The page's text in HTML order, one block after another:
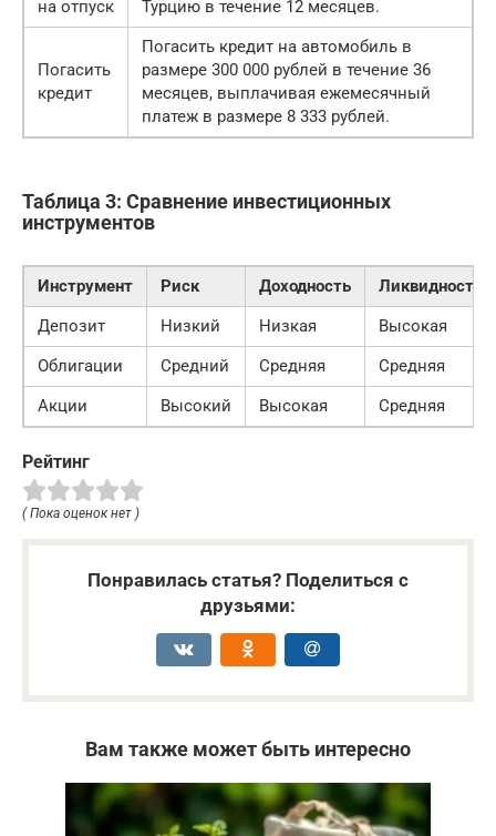
на отпуск Турцию в течение 12 месяцев.
Погасить
кредит
Погасить кредит на автомобиль в
размере 300 000 рублей в течение 36
месяцев, выплачивая ежемесячный
платеж в размере 8 333 рублей.
Таблица 3: Сравнение инвестиционных
инструментов
Инструмент Риск Доходность
Ликвидность
Депозит
Низкий Низкая
Высокая
Облигации
Средний Средняя
Средняя
Акции
Высокий Высокая Средняя
Рейтинг
( Пока оценок нет )
Понравилась статья? Поделиться с
друзьями:
Вам также может быть интересно